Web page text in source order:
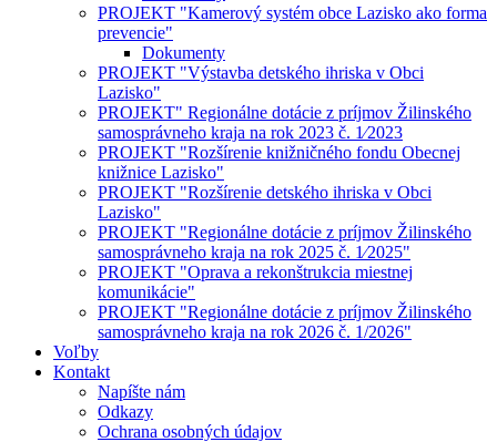
PROJEKT "Kamerový systém obce Lazisko ako forma
prevencie"
Dokumenty
PROJEKT "Výstavba detského ihriska v Obci
Lazisko"
PROJEKT" Regionálne dotácie z príjmov Žilinského
samosprávneho kraja na rok 2023 č. 1⁄2023
PROJEKT "Rozšírenie knižničného fondu Obecnej
knižnice Lazisko"
PROJEKT "Rozšírenie detského ihriska v Obci
Lazisko"
PROJEKT "Regionálne dotácie z príjmov Žilinského
samosprávneho kraja na rok 2025 č. 1⁄2025"
PROJEKT "Oprava a rekonštrukcia miestnej
komunikácie"
PROJEKT "Regionálne dotácie z príjmov Žilinského
samosprávneho kraja na rok 2026 č. 1/2026"
Voľby
Kontakt
Napíšte nám
Odkazy
Ochrana osobných údajov